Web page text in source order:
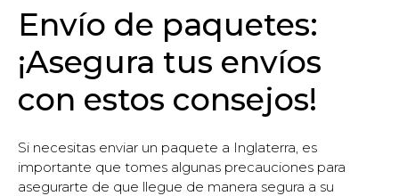
Envío de paquetes:
¡Asegura tus envíos
con estos consejos!
Si necesitas enviar un paquete a Inglaterra, es
importante que tomes algunas precauciones para
asegurarte de que llegue de manera segura a su